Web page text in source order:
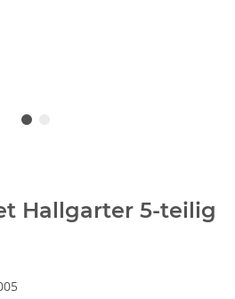
Hallgarter 5-teilig